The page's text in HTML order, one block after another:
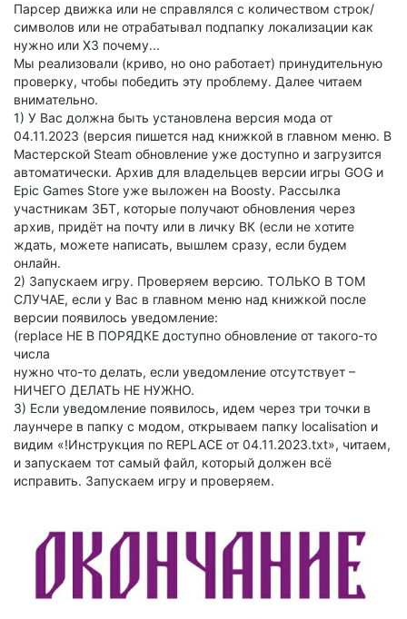
Парсер движка или не справлялся с количеством строк/
символов или не отрабатывал подпапку локализации как
нужно или ХЗ почему...
Мы реализовали (криво, но оно работает) принудительную
проверку, чтобы победить эту проблему. Далее читаем
внимательно.
1) У Вас должна быть установлена версия мода от
04.11.2023 (версия пишется над книжкой в главном меню. В
Мастерской Steam обновление уже доступно и загрузится
автоматически. Архив для владельцев версии игры GOG и
Epic Games Store уже выложен на Boosty. Рассылка
участникам ЗБТ, которые получают обновления через
архив, придёт на почту или в личку ВК (если не хотите
ждать, можете написать, вышлем сразу, если будем
онлайн.
2) Запускаем игру. Проверяем версию. ТОЛЬКО В ТОМ
СЛУЧАЕ, если у Вас в главном меню над книжкой после
версии появилось уведомление:
(replace НЕ В ПОРЯДКЕ доступно обновление от такого-то
числа
нужно что-то делать, если уведомление отсутствует –
НИЧЕГО ДЕЛАТЬ НЕ НУЖНО.
3) Если уведомление появилось, идем через три точки в
лаунчере в папку с модом, открываем папку localisation и
видим «!Инструкция по REPLACE от 04.11.2023.txt», читаем,
и запускаем тот самый файл, который должен всё
исправить. Запускаем игру и проверяем.